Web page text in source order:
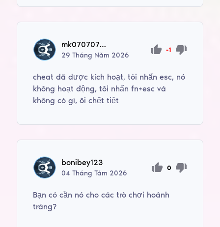
mk0707070779
29Tháng Năm 2026
-1
cheat đã được kích hoạt, tôi nhấn esc, nó
không hoạt động, tôi nhấn fn+esc và
không có gì, ôi chết tiệt
bonibey123
04Tháng Tám 2026
0
Bạn có cần nó cho các trò chơi hoành
tráng?